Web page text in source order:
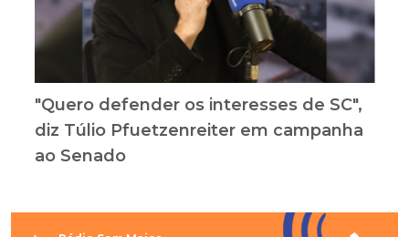
"Quero defender os interesses de SC",
diz Túlio Pfuetzenreiter em campanha
ao Senado